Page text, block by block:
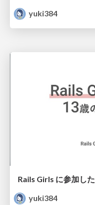
yuki384
yuki384